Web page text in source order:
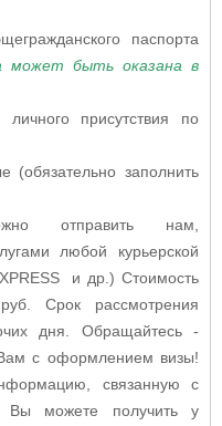
паспорта
может быть оказана в
присутствия по
заполнить
отправить нам,
любой курьерской
и др .) Стоимость
Срок рассмотрения
дня. Обращайтесь -
с оформлением визы!
связанную с
Вы можете получить у